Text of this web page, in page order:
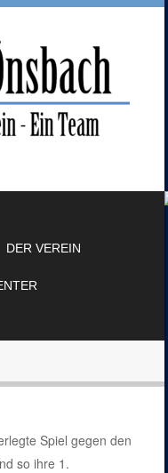
DER VEREIN
Spiel gegen den
so ihre 1.